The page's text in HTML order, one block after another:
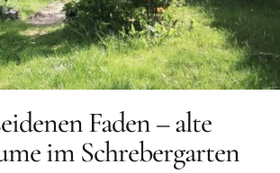
Faden – alte
im Schrebergarten